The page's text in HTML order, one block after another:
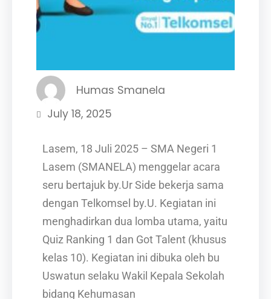
Humas Smanela
July 18, 2025
Lasem, 18 Juli 2025 – SMA Negeri 1
Lasem (SMANELA) menggelar acara
seru bertajuk by.Ur Side bekerja sama
dengan Telkomsel by.U. Kegiatan ini
menghadirkan dua lomba utama, yaitu
Quiz Ranking 1 dan Got Talent (khusus
kelas 10). Kegiatan ini dibuka oleh bu
Uswatun selaku Wakil Kepala Sekolah
bidang Kehumasan